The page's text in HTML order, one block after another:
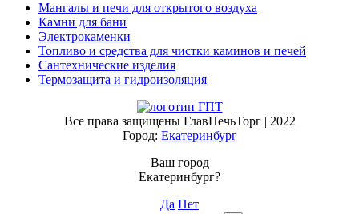
Мангалы и печи для открытого воздуха
Камни для бани
Электрокаменки
Топливо и средства для чистки каминов и печей
Сантехнические изделия
Термозащита и гидроизоляция
Все права защищены ГлавПечьТорг | 2022
Город: Екатеринбург
Ваш город
Екатеринбург?
Да Нет